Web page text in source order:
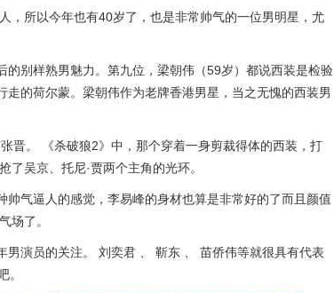
，所以今年也有40岁了，也是非常帅气的一位男明星，尤
别样熟男魅力。第九位，梁朝伟（59岁）都说西装是检验
的荷尔蒙。梁朝伟作为老牌香港男星，当之无愧的西装男
晋。 《杀破狼2》中，那个穿着一身剪裁得体的西装，打
吴京、托尼·贾两个主角的光环。
气逼人的感觉，李易峰的身材也算是非常好的了而且颜值
场了。
演员的关注。 刘奕君 、 靳东 、 苗侨伟等就很具有代表
。